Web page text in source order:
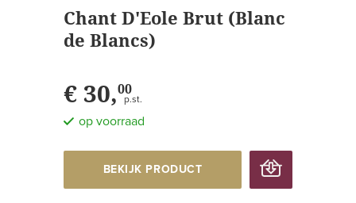
Chant D'Eole Brut (Blanc
de Blancs)
€ 30,00
p.st.
op voorraad
BEKIJK PRODUCT